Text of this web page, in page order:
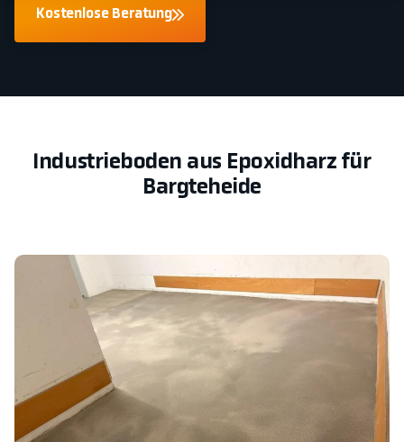
Kostenlose Beratung
Industrieboden aus Epoxidharz für
Bargteheide